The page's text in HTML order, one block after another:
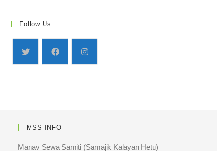
Follow Us
MSS INFO
Manav Sewa Samiti (Samajik Kalayan Hetu)